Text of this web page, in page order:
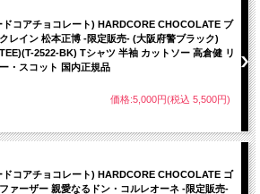
ドコアチョコレート) HARDCORE CHOCOLATE ブ
レイン 松本正博 -限定販売- (大阪府警ブラック)
2522-BK) Tシャツ 半袖 カットソー 高倉健 リ
ー・スコット 国内正規品
価格:5,000円(税込 5,500円)
ドコアチョコレート) HARDCORE CHOCOLATE ゴ
ァーザー 親愛なるドン・コルレオーネ -限定販売-